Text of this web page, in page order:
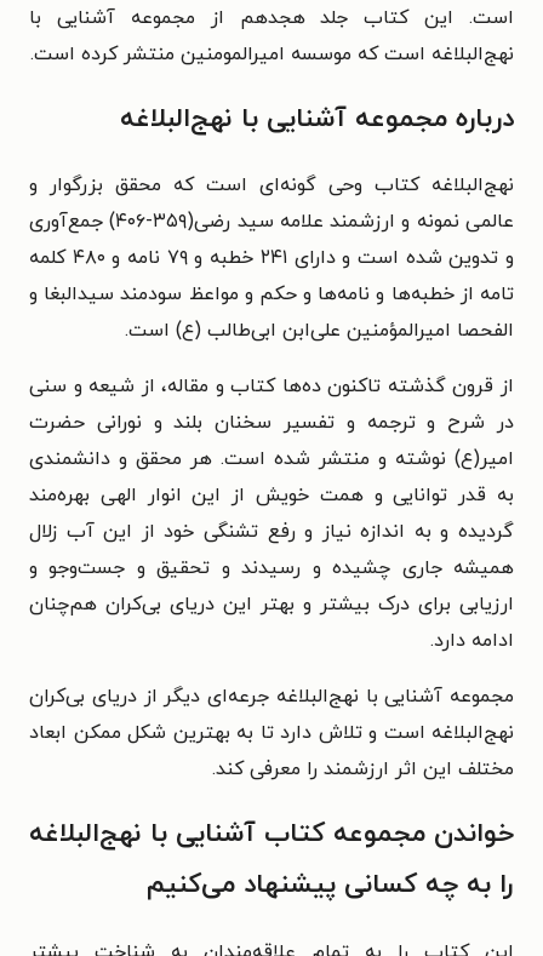
است. این کتاب جلد هجدهم از مجموعه آشنایی با
نهج‌البلاغه است که موسسه امیرالمومنین منتشر کرده است.
درباره مجموعه آشنایی با نهج‌البلاغه
نهج‌البلاغه کتاب وحی گونه‌ای است که محقق بزرگوار و
عالمی نمونه و ارزشمند علامه سید رضی(۳۵۹-۴۰۶) جمع‌آوری
و تدوین شده است و دارای ۲۴۱ خطبه و ۷۹ نامه و ۴۸۰ کلمه
تامه از خطبه‌ها و نامه‌ها و حکم و مواعظ سودمند سیدالبغا و
الفحصا امیرالمؤمنین علی‌ابن ابی‌طالب (ع) است.
از قرون گذشته تاکنون ده‌ها کتاب و مقاله، از شیعه و سنی
در شرح و ترجمه و تفسیر سخنان بلند و نورانی حضرت
امیر(ع) نوشته و منتشر شده است. هر محقق و دانشمندی
به قدر توانایی و همت خویش از این انوار الهی بهره‌مند
گردیده و به اندازه نیاز و رفع تشنگی خود از این آب زلال
همیشه جاری چشیده و رسیدند و تحقیق و جست‌وجو و
ارزیابی برای درک بیشتر و بهتر این دریای بی‌کران هم‌چنان
ادامه دارد.
مجموعه‌ آشنایی با نهج‌البلاغه جرعه‌ای دیگر از دریای بی‌کران
نهج‌البلاغه است و تلاش دارد تا به‌ بهترین شکل ممکن ابعاد
مختلف این اثر ارزشمند را معرفی کند.
خواندن مجموعه کتاب آشنایی با نهج‌البلاغه
را به چه کسانی پیشنهاد می‌کنیم